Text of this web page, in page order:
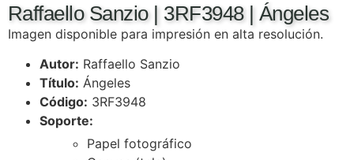
Raffaello Sanzio | 3RF3948 | Ángeles
Imagen disponible para impresión en alta resolución.
Autor: Raffaello Sanzio
Título: Ángeles
Código: 3RF3948
Soporte:
Papel fotográfico